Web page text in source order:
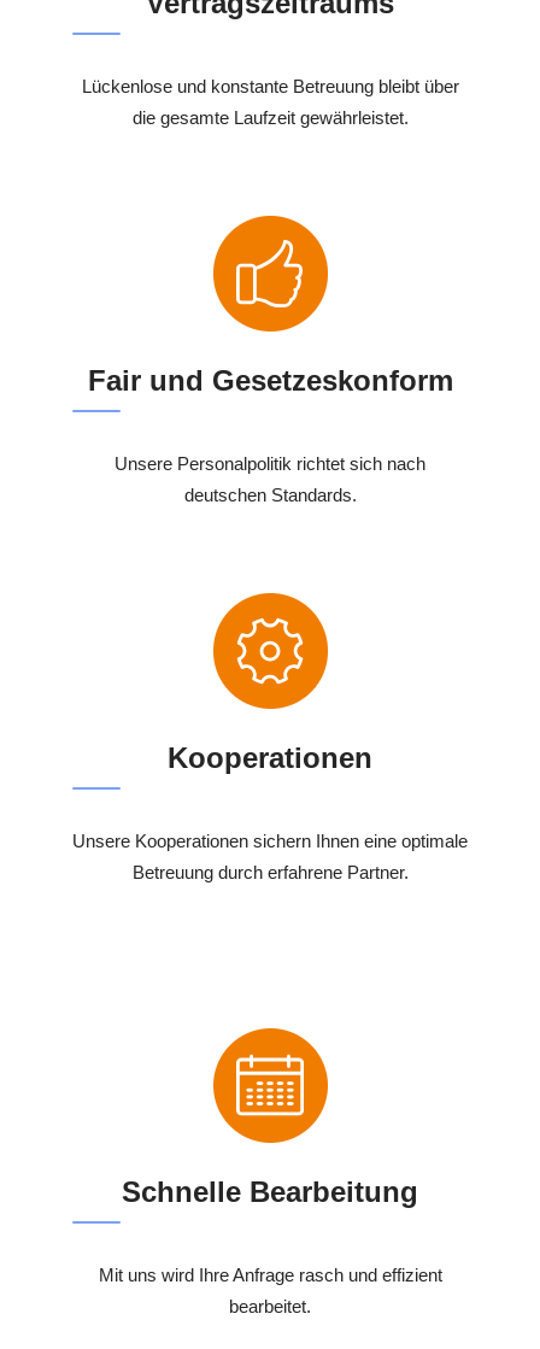
Lückenlose und konstante Betreuung bleibt über
die gesamte Laufzeit gewährleistet.
Fair und Gesetzeskonform
Unsere Personalpolitik richtet sich nach
deutschen Standards.
Kooperationen
Unsere Kooperationen sichern Ihnen eine optimale
Betreuung durch erfahrene Partner.
Schnelle Bearbeitung
Mit uns wird Ihre Anfrage rasch und effizient
bearbeitet.